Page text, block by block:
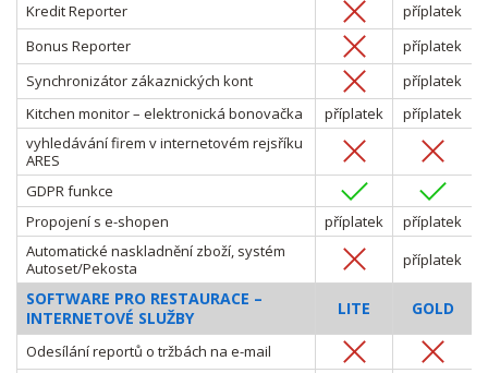
Kredit Reporter
příplatek
Bonus Reporter
příplatek
Synchronizátor zákaznických kont
příplatek
Kitchen monitor – elektronická bonovačka
příplatek
příplatek
vyhledávání firem v internetovém rejsříku
ARES
GDPR funkce
Propojení s e-shopen
příplatek
příplatek
Automatické naskladnění zboží, systém
Autoset/Pekosta
příplatek
SOFTWARE PRO RESTAURACE –
INTERNETOVÉ SLUŽBY
LITE GOLD
Odesílání reportů o tržbách na e-mail